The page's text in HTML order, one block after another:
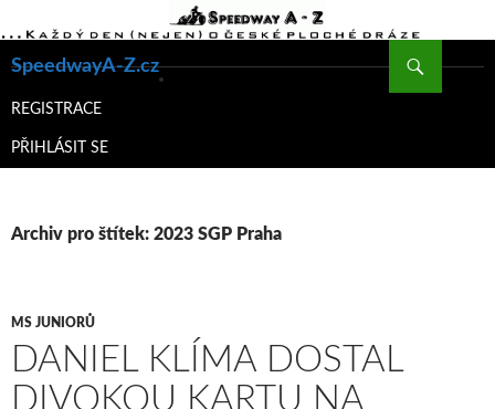
SpeedwayA-Z.cz
K
WEBU
REGISTRACE
PŘIHLÁSIT SE
Archiv pro štítek: 2023 SGP Praha
MS JUNIORŮ
DANIEL KLÍMA DOSTAL
DIVOKOU KARTU NA